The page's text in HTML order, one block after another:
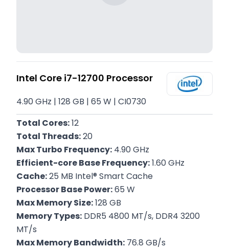
Intel Core i7-12700 Processor
4.90 GHz | 128 GB | 65 W | CI0730
Total Cores: 12
Total Threads: 20
Max Turbo Frequency: 4.90 GHz
Efficient-core Base Frequency: 1.60 GHz
Cache: 25 MB Intel® Smart Cache
Processor Base Power: 65 W
Max Memory Size: 128 GB
Memory Types: DDR5 4800 MT/s, DDR4 3200
MT/s
Max Memory Bandwidth: 76.8 GB/s